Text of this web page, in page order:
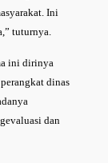
Ini
tuturnya.
ini dirinya
dinas
dan